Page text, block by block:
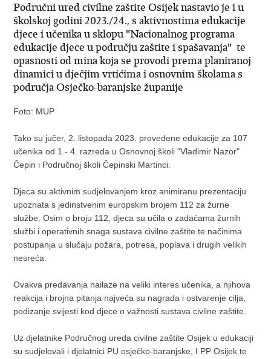
Područni ured civilne zaštite Osijek nastavio je i u
školskoj godini 2023./24., s aktivnostima edukacije
djece i učenika u sklopu "Nacionalnog programa
edukacije djece u području zaštite i spašavanja" te
opasnosti od mina koja se provodi prema planiranoj
dinamici u dječjim vrtićima i osnovnim školama s
područja Osječko-baranjske županije
Foto: MUP
Tako su jučer, 2. listopada 2023. provedene edukacije za 107
učenika od 1.- 4. razreda u Osnovnoj školi "Vladimir Nazor"
Čepin i Područnoj školi Čepinski Martinci.
Djeca su aktivnim sudjelovanjem kroz animiranu prezentaciju
upoznata s jedinstvenim europskim brojem 112 za žurne
službe. Osim o broju 112, djeca su učila o zadaćama žurnih
službi i operativnih snaga sustava civilne zaštite te načinima
postupanja u slučaju požara, potresa, poplava i drugih velikih
nesreća.
Ovakva predavanja nailaze na veliki interes učenika, a njihova
reakcija i brojna pitanja najveća su nagrada i ostvarenje cilja,
podizanje svijesti kod djece o važnosti sustava civilne zaštite.
Uz djelatnike Područnog ureda civilne zaštite Osijek u edukaciji
su sudjelovali i djelatnici PU osječko-baranjske, I PP Osijek te